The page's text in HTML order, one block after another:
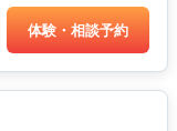
体験・相談予約